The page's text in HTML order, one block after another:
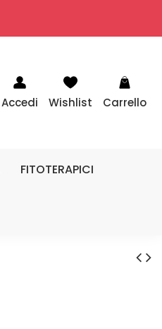
Accedi Wishlist Carrello
FITOTERAPICI